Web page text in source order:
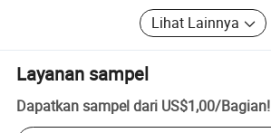
Lihat Lainnya
Layanan sampel
Dapatkan sampel dari US$1,00/Bagian!